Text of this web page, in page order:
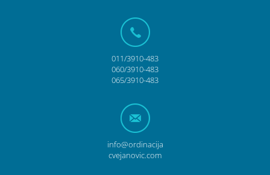
011/3910-483
060/3910-483
065/3910-483
info@ordinacija
cvejanovic.com